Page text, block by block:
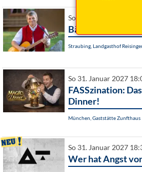
So 31. Januar 2027
Bäff Piendl: "Kina
Straubing, Landgasthof
So 31. Januar 2027
FASSzination:
Dinner!
München, Gaststätte Zunfthaus
So 31. Januar 2027
Wer hat Angst